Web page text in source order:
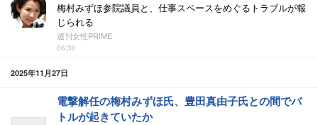
梅村みずほ参院議員と、仕事スペースをめぐるトラブルが報
じられる
週刊女性PRIME
06:30
2025年11月27日
電撃解任の梅村みずほ氏、豊田真由子氏との間でバ
トルが起きていたか